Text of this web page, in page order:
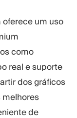
um uso
como
real e suporte
dos gráficos
melhores
de